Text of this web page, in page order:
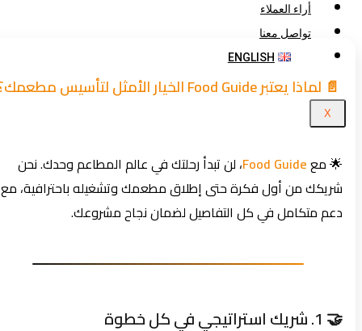
أراء العملاء
تواصل معنا
ENGLISH
📄 لماذا يعتبر Food Guide الخيار الأمثل لتأسيس مطعمك؟
🌟 معFood Guide، لن تبدأ رحلتك في عالم المطاعم وحدك. نحن
شريكك من أول فكرة حتى إطلاق مطعمك وتشغيله باحترافية، مع
دعم متكامل في كل التفاصيل لضمان نجاح مشروعك.